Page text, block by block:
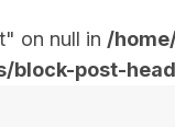
on null in /
block-post-